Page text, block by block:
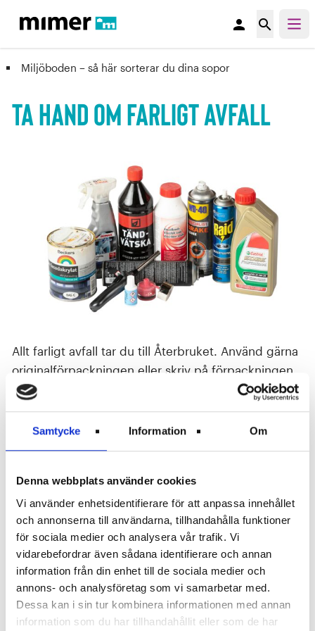
Samtycke Information Om
Denna webbplats använder cookies
Vi använder enhetsidentifierare för att anpassa innehållet
och annonserna till användarna, tillhandahålla funktioner
för sociala medier och analysera vår trafik. Vi
vidarebefordrar även sådana identifierare och annan
information från din enhet till de sociala medier och
annons- och analysföretag som vi samarbetar med.
Dessa kan i sin tur kombinera informationen med annan
information som du har tillhandahållit eller som de har
person search
Ta hand om farligt avfall
Miljöboden – så här sorterar du dina sopor
Allt farligt avfall tar du till Återbruket. Använd gärna
originalförpackningen eller skriv på förpackningen
vad den innehåller.
Bekämpningsmedel
Lösningsmedel (lacknafta, penseltvätt, bensin,
fotogen, aceton, nagellackborttagningsmedel,
tändvätska, t-sprit, bränsle för oljelampor)
Rengöringsmedel (propplösare, klorin, kalklösare,
blekmedel, golvrengöring, fläckborttagning)
Spillolja och oljefilter
Sprayflaskor med innehåll (färg, hårspray,